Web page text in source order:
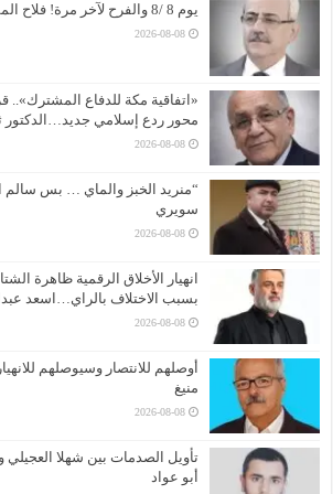
يوم 8 /8 والفرح لآخر مرة! فلاح المشعل
2026-08-08
«اتفاقية مكة للدفاع المشترك»..
محور ردع إسلامي جديد…الدكتور
2026-08-08
“منريد الخبز والماي … بس
سويري
2026-08-08
انهيار الأخلاق الرقمية ظاهرة
بسبب الاختلاف بالراي…اسعد
2026-08-08
أوصلهم للانتصار وسيوصلهم
منيغ
2026-08-08
تأويل الصدمات بين شهلا
أبو عواد